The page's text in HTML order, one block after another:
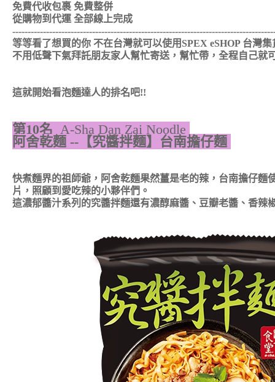
免費代收包裹 免費整併
從購物到代運 全部線上完成
等等看了想買的你 不在台灣就可以使用SPEX eSHOP 台灣集
不用低聲下氣拜託朋友家人幫忙寄送，幫忙帶，全程自己就
這就開始看泡麵達人的排名吧!!
第10名 A-Sha Dan Zai Noodle
阿舍乾麵 --【究醬拌麵】台南擔仔麵
快煮麵界的祖師爺，阿舍乾麵果然薑是老的辣，台南擔仔麵
片，照顧到愛吃辣的小夥伴們。
這濃郁醬汁系列的究醬拌麵還有濃醇麻醬、豆瓣老醬、香辣